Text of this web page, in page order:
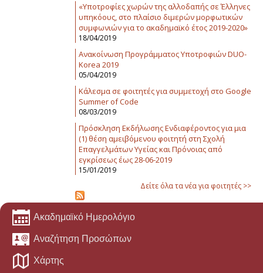
«Υποτροφίες χωρών της αλλοδαπής σε Έλληνες
υπηκόους, στο πλαίσιο διμερών μορφωτικών
συμφωνιών για το ακαδημαϊκό έτος 2019-2020»
18/04/2019
Ανακοίνωση Προγράμματος Υποτροφιών DUO-
Korea 2019
05/04/2019
Κάλεσμα σε φοιτητές για συμμετοχή στο Google
Summer of Code
08/03/2019
Πρόσκληση Εκδήλωσης Ενδιαφέροντος για μια
(1) θέση αμειβόμενου φοιτητή στη Σχολή
Επαγγελμάτων Υγείας και Πρόνοιας από
εγκρίσεως έως 28-06-2019
15/01/2019
Δείτε όλα τα νέα για φοιτητές >>
Ακαδημαϊκό Ημερολόγιο
Αναζήτηση Προσώπων
Χάρτης